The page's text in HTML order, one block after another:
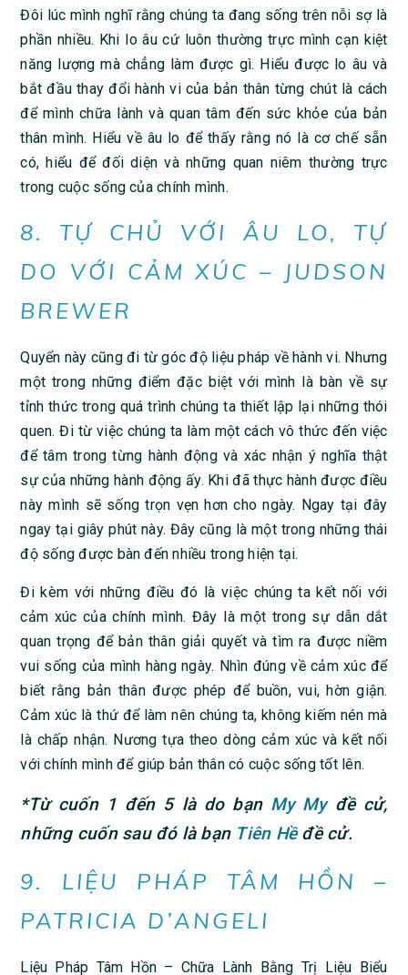
Đôi lúc mình nghĩ rằng chúng ta đang sống trên nỗi sợ là
phần nhiều. Khi lo âu cứ luôn thường trực mình cạn kiệt
năng lượng mà chẳng làm được gì. Hiểu được lo âu và
bắt đầu thay đổi hành vi của bản thân từng chút là cách
để mình chữa lành và quan tâm đến sức khỏe của bản
thân mình. Hiểu về âu lo để thấy rằng nó là cơ chế sẵn
có, hiểu để đối diện và những quan niêm thường trực
trong cuộc sống của chính mình.
8. TỰ CHỦ VỚI ÂU LO, TỰ
DO VỚI CẢM XÚC – JUDSON
BREWER
Quyển này cũng đi từ góc độ liệu pháp về hành vi. Nhưng
một trong những điểm đặc biệt với mình là bàn về sự
tỉnh thức trong quá trình chúng ta thiết lập lại những thói
quen. Đi từ việc chúng ta làm một cách vô thức đến việc
để tâm trong từng hành động và xác nhận ý nghĩa thật
sự của những hành động ấy. Khi đã thực hành được điều
này mình sẽ sống trọn vẹn hơn cho ngày. Ngay tại đây
ngay tại giây phút này. Đây cũng là một trong những thái
độ sống được bàn đến nhiều trong hiện tại.
Đi kèm với những điều đó là việc chúng ta kết nối với
cảm xúc của chính mình. Đây là một trong sự dẫn dắt
quan trọng để bản thân giải quyết và tìm ra được niềm
vui sống của mình hàng ngày. Nhìn đúng về cảm xúc để
biết rằng bản thân được phép để buồn, vui, hờn giận.
Cảm xúc là thứ để làm nên chúng ta, không kiếm nén mà
là chấp nhận. Nương tựa theo dòng cảm xúc và kết nối
với chính mình để giúp bản thân có cuộc sống tốt lên.
*Từ cuốn 1 đến 5 là do bạn My Myđề cử,
những cuốn sau đó là bạn Tiên Hềđề cử.
9. LIỆU PHÁP TÂM HỒN –
PATRICIA D’ANGELI
Liệu Pháp Tâm Hồn – Chữa Lành Bằng Trị Liệu Biểu